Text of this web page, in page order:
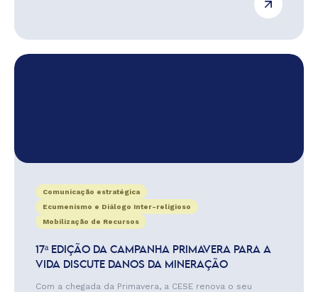
Comunicação estratégica
Ecumenismo e Diálogo Inter-religioso
Mobilização de Recursos
17ª EDIÇÃO DA CAMPANHA PRIMAVERA PARA A
VIDA DISCUTE DANOS DA MINERAÇÃO
Com a chegada da Primavera, a CESE renova o seu